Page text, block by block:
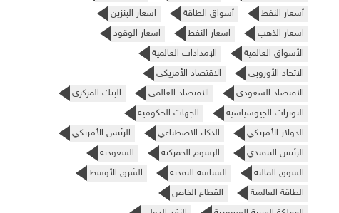
أسعار النفط
أسواق الطاقة
اسعار البنزين
اسعار الذهب
اسعار النفط
اسعار الوقود
الأسواق العالمية
الإمدادات العالمية
الاتحاد الأوروبي
الاقتصاد الأمريكي
الاقتصاد السعودي
الاقتصاد العالمي
البنك المركزي
التوترات الجيوسياسية
الجهات الحكومية
الدولار الأمريكي
الذكاء الاصطناعي
الرئيس الأمريكي
الرئيس التنفيذي
الرسوم الجمركية
السعودية
السوق المالية
السياسة النقدية
الشرق الأوسط
الطاقة العالمية
القطاع الخاص